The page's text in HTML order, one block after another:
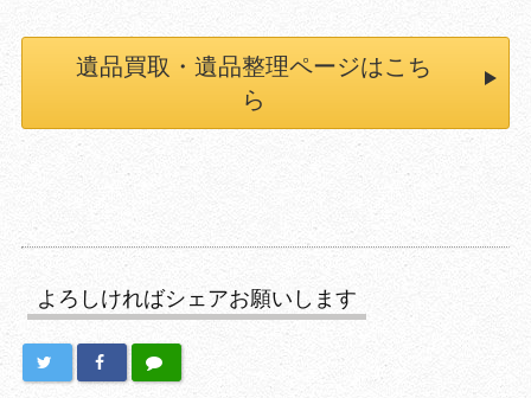
遺品買取・遺品整理ページはこち
ら
よろしければシェアお願いします